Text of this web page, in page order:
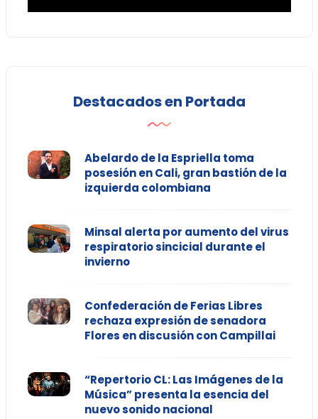
Destacados en Portada
Abelardo de la Espriella toma
posesión en Cali, gran bastión de la
izquierda colombiana
Minsal alerta por aumento del virus
respiratorio sincicial durante el
invierno
Confederación de Ferias Libres
rechaza expresión de senadora
Flores en discusión con Campillai
“Repertorio CL: Las Imágenes de la
Música” presenta la esencia del
nuevo sonido nacional